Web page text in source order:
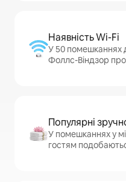
Наявність Wi-Fi
У 50 помешканнях
Фоллс-Віндзор
Популярні
У помешканнях у
гостям